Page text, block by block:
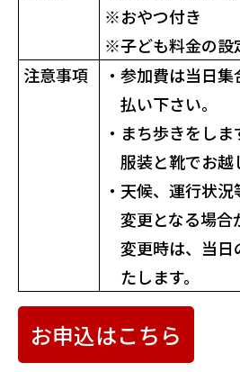
※おやつ付き
※子ども料金の設
注意事項
・ 参加費は当日集
払い下さい。
・ まち歩きをし
服装と靴でお越
・ 天候、運行状
変更となる場合
変更時は、当
たします。
お申込はこちら